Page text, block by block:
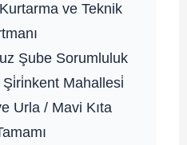
ve Teknik
Şube Sorumluluk
Şi̇ri̇nkent Mahallesi̇
Urla / Mavi Kıta